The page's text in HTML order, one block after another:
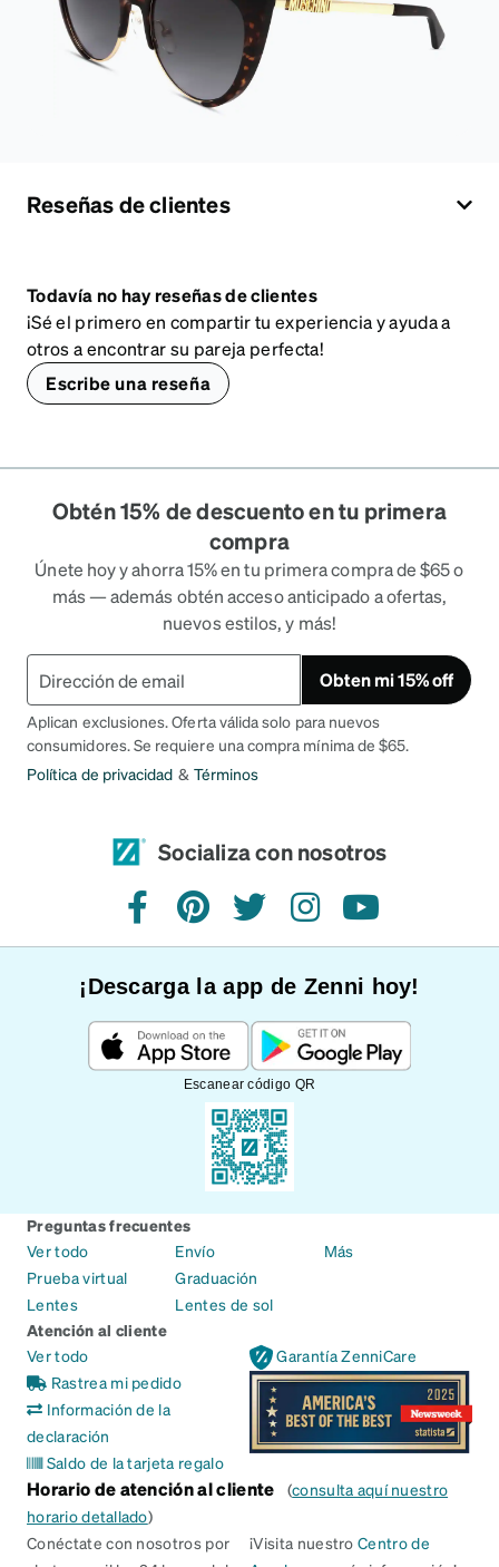
Reseñas de clientes
Todavía no hay reseñas de clientes
¡Sé el primero en compartir tu experiencia y ayuda a
otros a encontrar su pareja perfecta!
Escribe una reseña
Obtén 15% de descuento en tu primera
compra
Únete hoy y ahorra 15% en tu primera compra de $65 o
más — además obtén acceso anticipado a ofertas,
nuevos estilos, y más!
Obten mi 15% off
Aplican exclusiones. Oferta válida solo para nuevos
consumidores. Se requiere una compra mínima de $65.
Política de privacidad & Términos
Socializa con nosotros
FacebookPinterestTwitterInstagramYouTube
¡Descarga la app de Zenni hoy!
Escanear código QR
Preguntas frecuentes
Ver todo
Prueba virtual
Lentes
Envío
Graduación
Lentes de sol
Más
Atención al cliente
Ver todo
Rastrea mi pedido
Información de la
declaración
Saldo de la tarjeta regalo
Garantía ZenniCare
Horario de atención al cliente (consulta aquí nuestro
horario detallado)
Conéctate con nosotros por
¡Visita nuestroCentro de